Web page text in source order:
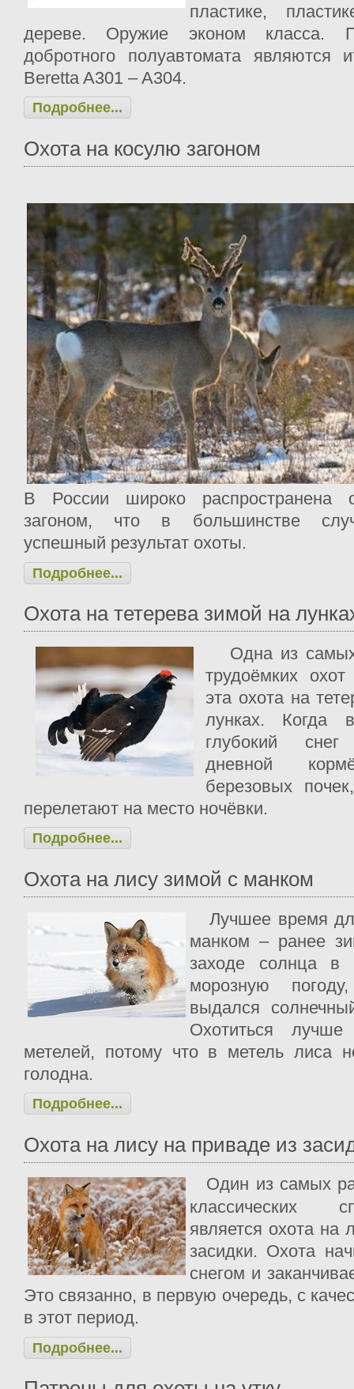
пластике,
дереве. Оружие эконом класса.
добротного полуавтомата являются
Beretta A301 – A304.
Подробнее...
Охота на косулю загоном
В России широко распространена
загоном, что в большинстве
успешный результат охоты.
Подробнее...
Охота на тетерева зимой на
Одна из самых
трудоёмких
эта охота на
лунках. Когда
глубокий
дневной
березовых
перелетают на место ночёвки.
Подробнее...
Охота на лису зимой с манком
Лучшее время
манком – ранее
заходе солнца в
морозную
выдался
Охотиться
метелей, потому что в метель лиса
голодна.
Подробнее...
Охота на лису на приваде из
Один из самых
классических
является охота на
засидки. Охота
снегом и
Это связанно, в первую очередь, с
в этот период.
Подробнее...